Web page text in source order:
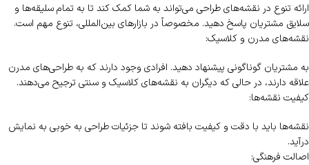
ارائه تنوع در نقشه‌های طراحی می‌تواند به شما کمک کند تا به تمام سلیقه‌ها و
سلایق مشتریان پاسخ دهید. مخصوصاً در بازارهای بین‌المللی، تنوع مهم است.
نقشه‌های مدرن و کلاسیک:
به مشتریان گوناگونی پیشنهاد دهید. افرادی وجود دارند که به طراحی‌های مدرن
علاقه دارند، در حالی که دیگران به نقشه‌های کلاسیک و سنتی ترجیح می‌دهند.
کیفیت نقشه‌ها:
نقشه‌ها باید با دقت و کیفیت بافته شوند تا جزئیات طراحی به خوبی به نمایش
درآید.
اصالت فرهنگی: